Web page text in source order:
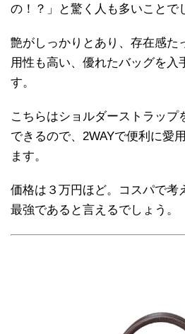
の！？」と驚く人も多いことで
艶がしっかりとあり、存在感た
用性も高い、優れたバッグを入
す。
こちらはショルダーストラップ
できるので、2WAYで便利に愛
ます。
価格は３万円ほど。コスパで考
最強であると言えるでしょう。